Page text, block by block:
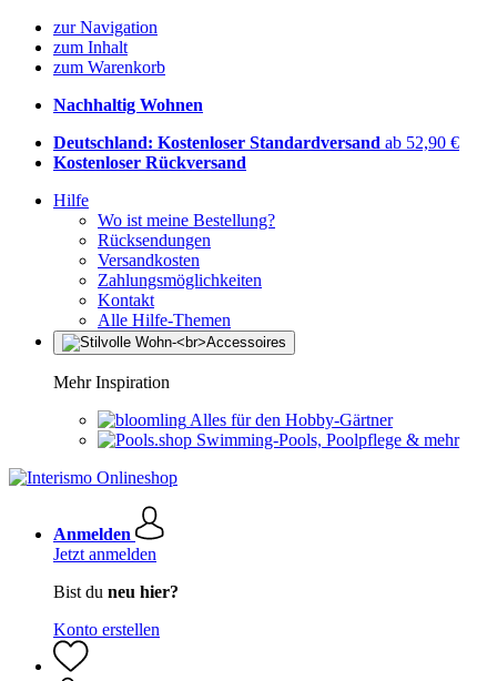
zur Navigation
zum Inhalt
zum Warenkorb
Nachhaltig Wohnen
Deutschland: Kostenloser Standardversand ab 52,90 €
Kostenloser Rückversand
Hilfe
Wo ist meine Bestellung?
Rücksendungen
Versandkosten
Zahlungsmöglichkeiten
Kontakt
Alle Hilfe-Themen
Mehr Inspiration
Alles für den Hobby-Gärtner
Swimming-Pools, Poolpflege & mehr
Anmelden
Jetzt anmelden
Bist du neu hier?
Konto erstellen